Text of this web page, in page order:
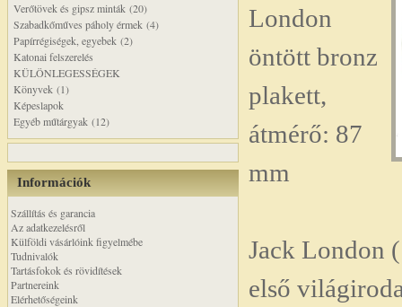
Verőtövek és gipsz minták (20)
Szabadkőműves páholy érmek (4)
Papírrégiségek, egyebek (2)
Katonai felszerelés
KÜLÖNLEGESSÉGEK
Könyvek (1)
Képeslapok
Egyéb műtárgyak (12)
Információk
Szállítás és garancia
Az adatkezelésről
Külföldi vásárlóink figyelmébe
Tudnivalók
Tartásfokok és rövidítések
Partnereink
Elérhetőségeink
London
öntött bronz
plakett,
átmérő: 87
mm
Jack London
első